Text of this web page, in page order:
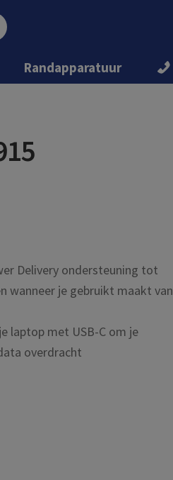
Randapparatuur
Delivery ondersteuning tot
wanneer je gebruikt maakt van
laptop met USB-C om je
overdracht